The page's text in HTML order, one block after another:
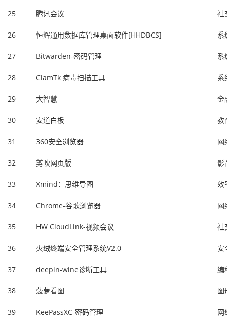
25 腾讯会议 社
26 恒辉通用数据库管理桌面软件[HHDBCS] 系
27 Bitwarden-密码管理 系
28 ClamTk 病毒扫描工具 系
29 大智慧 金
30 安道白板 教
31 360安全浏览器 网
32 剪映网页版 影
33 Xmind：思维导图 效
34 Chrome-谷歌浏览器 网
35 HW CloudLink-视频会议 社
36 火绒终端安全管理系统V2.0 安
37 deepin-wine诊断工具 编
38 菠萝看图 图
39 KeePassXC-密码管理 网